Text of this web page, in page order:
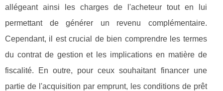
allégeant ainsi les charges de l'acheteur tout en lui
permettant de générer un revenu complémentaire.
Cependant, il est crucial de bien comprendre les termes
du contrat de gestion et les implications en matière de
fiscalité. En outre, pour ceux souhaitant financer une
partie de l'acquisition par emprunt, les conditions de prêt